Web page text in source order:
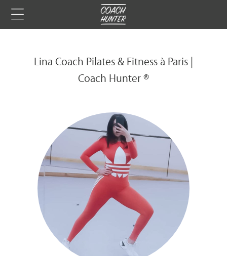
Lina Coach Pilates & Fitness à Paris |
Coach Hunter ®